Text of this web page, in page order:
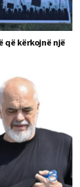
që kërkojnë një